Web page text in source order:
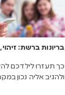
בריונות ברשת:
כך תעזרו לילדכם
ולהגיב אליה נכון